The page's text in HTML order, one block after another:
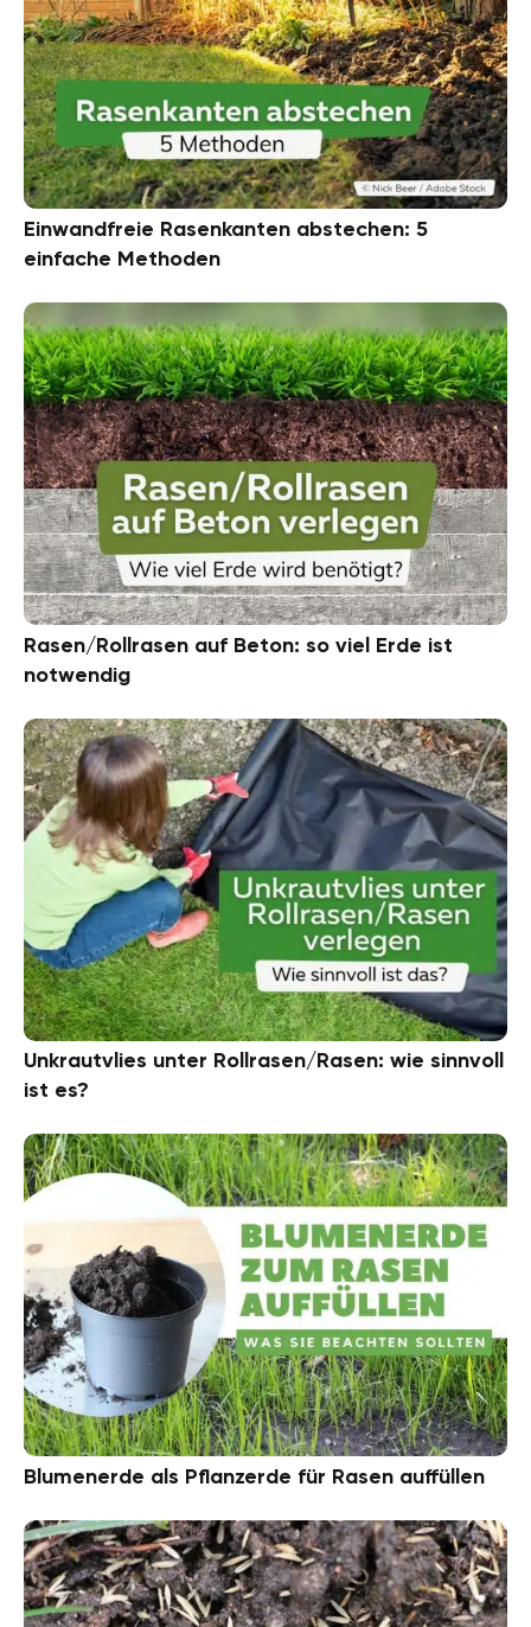
Einwandfreie Rasenkanten abstechen: 5
einfache Methoden
Rasen/Rollrasen auf Beton: so viel Erde ist
notwendig
Unkrautvlies unter Rollrasen/Rasen: wie sinnvoll
ist es?
Blumenerde als Pflanzerde für Rasen auffüllen